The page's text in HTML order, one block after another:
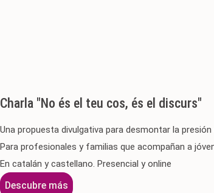
Charla "No és el teu cos, és el discurs"
Una propuesta divulgativa para desmontar la
Para profesionales y familias que acompañan a
En catalán y castellano. Presencial y online
Descubre más